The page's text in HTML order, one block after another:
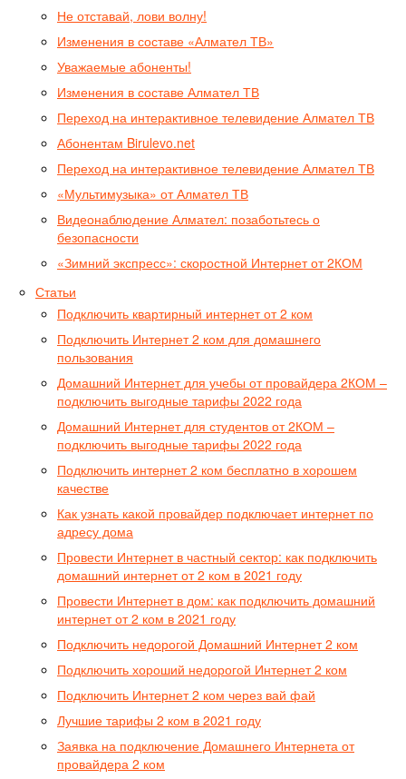
Не отставай, лови волну!
Изменения в составе «Алмател ТВ»
Уважаемые абоненты!
Изменения в составе Алмател ТВ
Переход на интерактивное телевидение Алмател ТВ
Абонентам Birulevo.net
Переход на интерактивное телевидение Алмател ТВ
«Мультимузыка» от Алмател ТВ
Видеонаблюдение Алмател: позаботьтесь о
безопасности
«Зимний экспресс»: скоростной Интернет от 2КОМ
Статьи
Подключить квартирный интернет от 2 ком
Подключить Интернет 2 ком для домашнего
пользования
Домашний Интернет для учебы от провайдера 2КОМ –
подключить выгодные тарифы 2022 года
Домашний Интернет для студентов от 2КОМ –
подключить выгодные тарифы 2022 года
Подключить интернет 2 ком бесплатно в хорошем
качестве
Как узнать какой провайдер подключает интернет по
адресу дома
Провести Интернет в частный сектор: как подключить
домашний интернет от 2 ком в 2021 году
Провести Интернет в дом: как подключить домашний
интернет от 2 ком в 2021 году
Подключить недорогой Домашний Интернет 2 ком
Подключить хороший недорогой Интернет 2 ком
Подключить Интернет 2 ком через вай фай
Лучшие тарифы 2 ком в 2021 году
Заявка на подключение Домашнего Интернета от
провайдера 2 ком